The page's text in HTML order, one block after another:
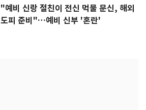
"예비 신랑 절친이 전신 먹물 문신, 해외
도피 준비"…예비 신부 '혼란'